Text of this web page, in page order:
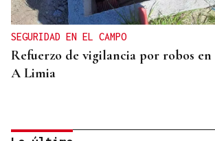
SEGURIDAD EN EL CAMPO
Refuerzo de vigilancia por robos
A Limia